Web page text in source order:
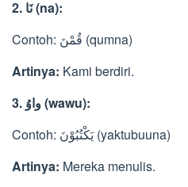
2. نَا (na):
Contoh: قُمْنَ (qumna)
Artinya: Kami berdiri.
3. واوُ (wawu):
Contoh: يَكْتُبُوْنَ (yaktubuuna)
Artinya: Mereka menulis.